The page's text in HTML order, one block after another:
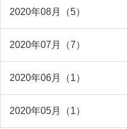
2020年08月（5）
2020年07月（7）
2020年06月（1）
2020年05月（1）